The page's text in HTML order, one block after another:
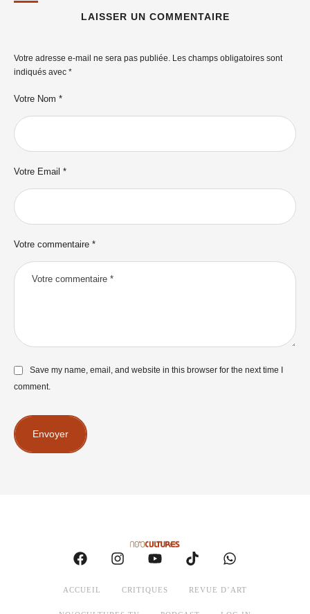
LAISSER UN COMMENTAIRE
Votre adresse e-mail ne sera pas publiée. Les champs obligatoires sont
indiqués avec *
Votre commentaire *
Votre Nom *
Votre Email *
Save my name, email, and website in this browser for the next time I
comment.
Envoyer
ACCUEIL CRITIQUES REVUE D’ART